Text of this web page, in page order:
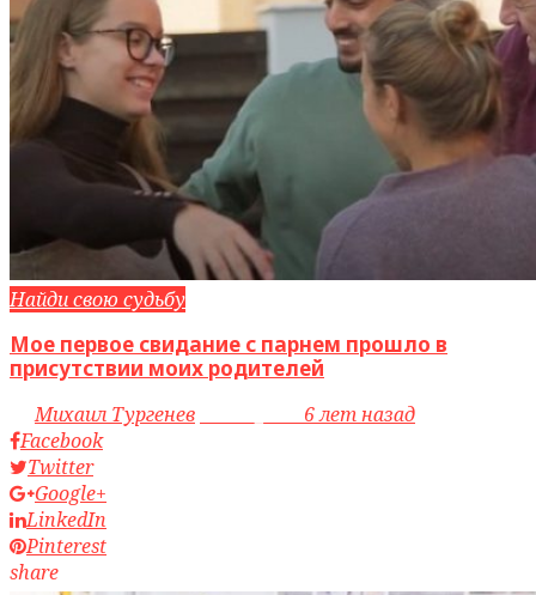
Найди свою судьбу
Мое первое свидание с парнем прошло в
присутствии моих родителей
byМихаил Тургенев
6 лет назад
Facebook
Twitter
Google+
LinkedIn
Pinterest
share